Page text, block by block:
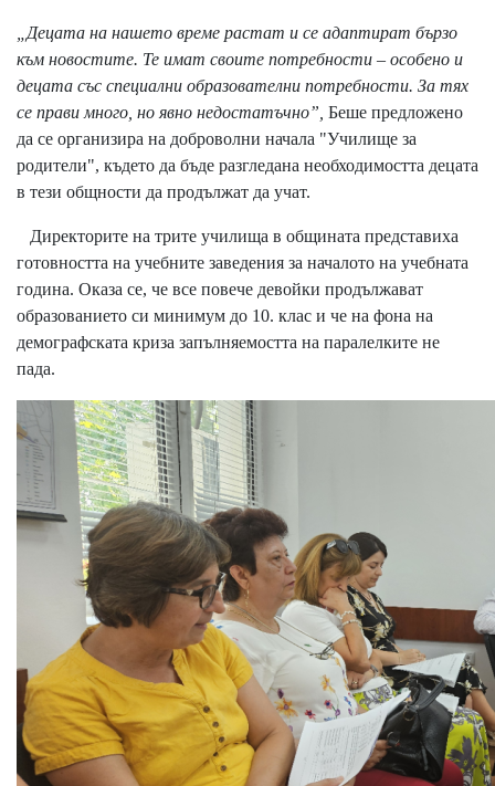
„Децата на нашето време растат и се адаптират бързо
към новостите. Те имат своите потребности – особено и
децата със специални образователни потребности. За тях
се прави много, но явно недостатъчно”, Беше предложено
да се организира на доброволни начала "Училище за
родители", където да бъде разгледана необходимостта децата
в тези общности да продължат да учат.
Директорите на трите училища в общината представиха
готовността на учебните заведения за началото на учебната
година. Оказа се, че все повече девойки продължават
образованието си минимум до 10. клас и че на фона на
демографската криза запълняемостта на паралелките не
пада.